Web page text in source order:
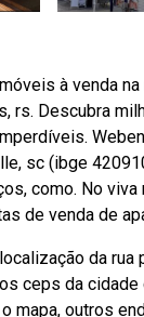
à venda na
rs. Descubra
sc (ibge
como. No viva
de venda de
da rua
ceps da cidade
mapa, outros